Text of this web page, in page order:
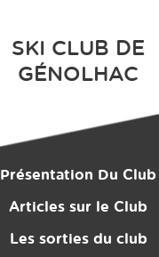
SKI CLUB DE
GÉNOLHAC
Présentation Du Club
Location du Matériel
Les Monos
Articles sur le Club
Les sorties du club